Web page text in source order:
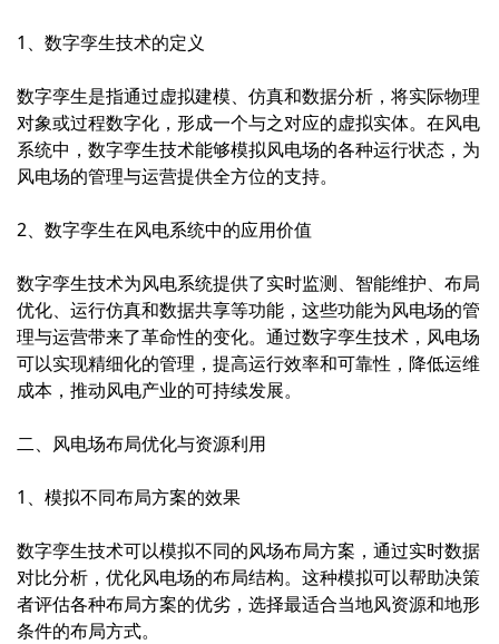
1、数字孪生技术的定义
数字孪生是指通过虚拟建模、仿真和数据分析，将实际物理
对象或过程数字化，形成一个与之对应的虚拟实体。在风电
系统中，数字孪生技术能够模拟风电场的各种运行状态，为
风电场的管理与运营提供全方位的支持。
2、数字孪生在风电系统中的应用价值
数字孪生技术为风电系统提供了实时监测、智能维护、布局
优化、运行仿真和数据共享等功能，这些功能为风电场的管
理与运营带来了革命性的变化。通过数字孪生技术，风电场
可以实现精细化的管理，提高运行效率和可靠性，降低运维
成本，推动风电产业的可持续发展。
二、风电场布局优化与资源利用
1、模拟不同布局方案的效果
数字孪生技术可以模拟不同的风场布局方案，通过实时数据
对比分析，优化风电场的布局结构。这种模拟可以帮助决策
者评估各种布局方案的优劣，选择最适合当地风资源和地形
条件的布局方式。